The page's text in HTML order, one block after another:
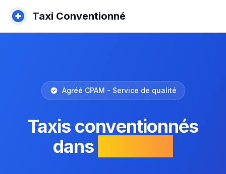
Taxi Conventionné
Agréé CPAM - Service de qualité
Taxis conventionnés
dans